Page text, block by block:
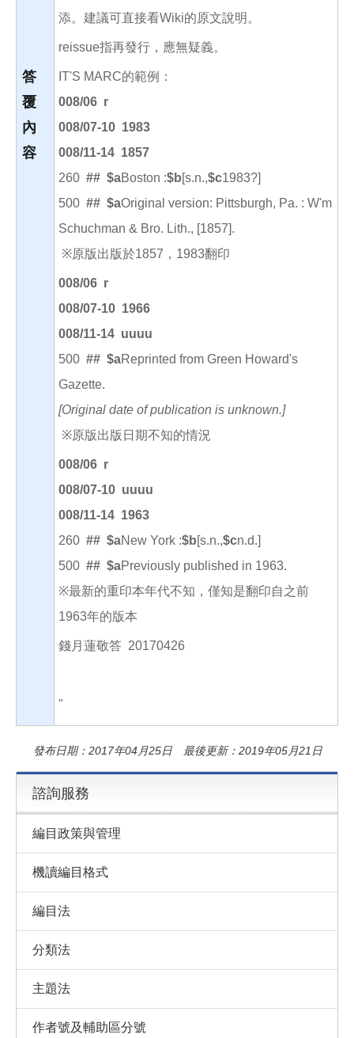
答
覆
內
容
添。建議可直接看Wiki的原文說明。
reissue指再發行，應無疑義。
IT'S MARC的範例：
008/06 r
008/07-10 1983
008/11-14 1857
260 ## $aBoston :$b[s.n.,$c1983?]
500 ## $aOriginal version: Pittsburgh, Pa. : W'm
Schuchman & Bro. Lith., [1857].
※原版出版於1857，1983翻印
008/06 r
008/07-10 1966
008/11-14 uuuu
500 ## $aReprinted from Green Howard's
Gazette.
[Original date of publication is unknown.]
※原版出版日期不知的情況
008/06 r
008/07-10 uuuu
008/11-14 1963
260 ## $aNew York :$b[s.n.,$cn.d.]
500 ## $aPreviously published in 1963.
※最新的重印本年代不知，僅知是翻印自之前
1963年的版本
錢月蓮敬答 20170426
"
發布日期：2017年04月25日 最後更新：2019年05月21日
諮詢服務
編目政策與管理
機讀編目格式
編目法
分類法
主題法
作者號及輔助區分號